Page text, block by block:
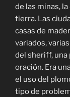
de las minas,
tierra. Las
casas de
variados,
del sheriff, una
oración. Era
el uso del
tipo de